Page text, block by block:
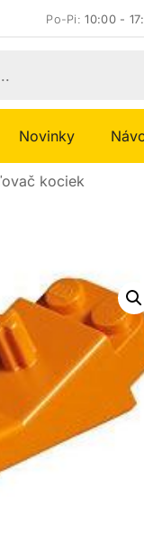
Po-Pi:10:00 -
Novinky
kociek